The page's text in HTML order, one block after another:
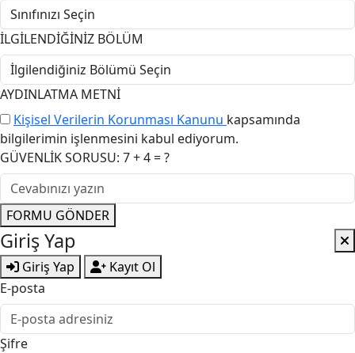
İLGİLENDİĞİNİZ BÖLÜM
AYDINLATMA METNİ
Kişisel Verilerin Korunması Kanunu kapsamında
bilgilerimin işlenmesini kabul ediyorum.
GÜVENLİK SORUSU: 7 + 4 = ?
FORMU GÖNDER
Giriş Yap
Giriş Yap
Kayıt Ol
E-posta
Şifre